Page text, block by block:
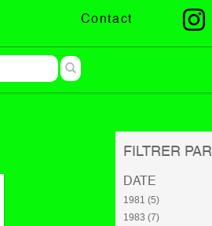
Contact
FILTRER PAR
DATE
1981 (5)
1983 (7)